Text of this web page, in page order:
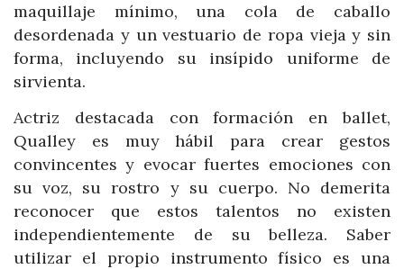
maquillaje mínimo, una cola de caballo
desordenada y un vestuario de ropa vieja y sin
forma, incluyendo su insípido uniforme de
sirvienta.
Actriz destacada con formación en ballet,
Qualley es muy hábil para crear gestos
convincentes y evocar fuertes emociones con
su voz, su rostro y su cuerpo. No demerita
reconocer que estos talentos no existen
independientemente de su belleza. Saber
utilizar el propio instrumento físico es una